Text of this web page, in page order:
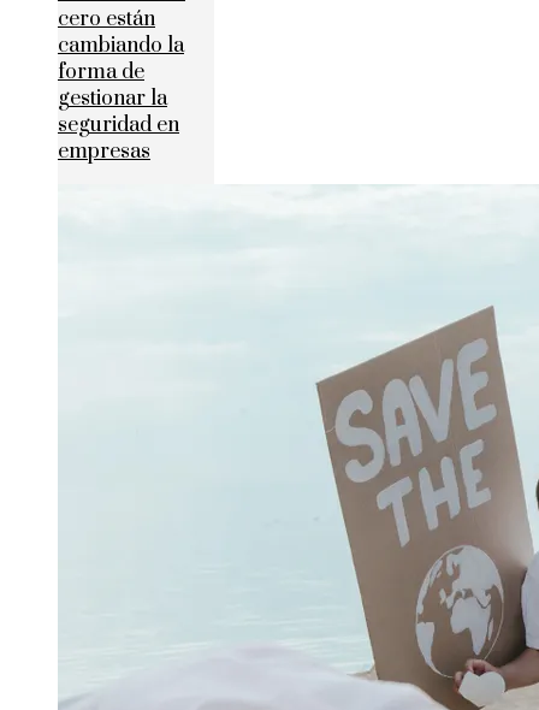
cero están
cambiando la
forma de
gestionar la
seguridad en
empresas